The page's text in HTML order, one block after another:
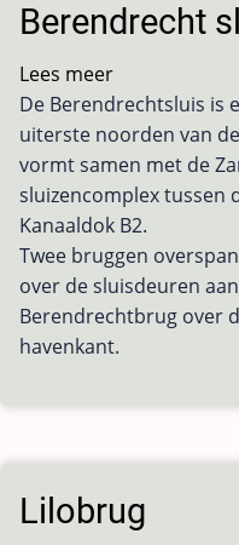
Berendrecht
Lees meer
Berendrecht
sluis
De Berendrechtsluis is
uiterste noorden van
vormt samen met de
sluizencomplex tussen
Kanaaldok B2.
Twee bruggen
over de sluisdeuren
Berendrechtbrug over
havenkant.
Lilobrug